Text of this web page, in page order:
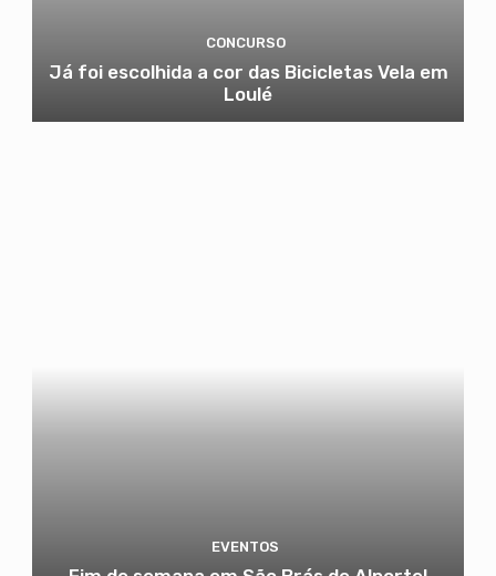
CONCURSO
Já foi escolhida a cor das Bicicletas Vela em
Loulé
EVENTOS